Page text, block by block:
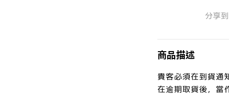
分享到
商品描述
貴客必須在到貨通
在逾期取貨後，當